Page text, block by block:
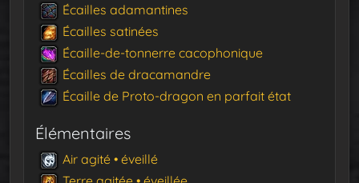
Écailles adamantines
Écailles satinées
Écaille-de-tonnerre cacophonique
Écailles de dracamandre
Écaille de Proto-dragon en parfait état
Élémentaires
Air agité • éveillé